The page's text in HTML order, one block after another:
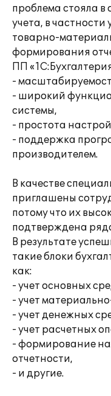
проблема стояла в
учета, в частности
товарно-
формирования
ПП
-
- широкий
системы,
- простота
- поддержка
производителем.
В качестве
приглашены
потому что их
подтверждена
В результате
такие блоки
как:
- учет основных
- учет
- учет денежных
- учет расчетных
- формирование
отчетности,
- и другие.